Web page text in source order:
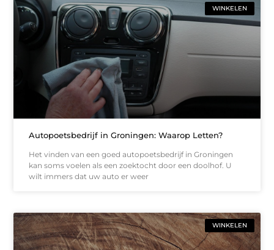
WINKELEN
Autopoetsbedrijf in Groningen: Waarop Letten?
Het vinden van een goed autopoetsbedrijf in Groningen
kan soms voelen als een zoektocht door een doolhof. U
wilt immers dat uw auto er weer
WINKELEN